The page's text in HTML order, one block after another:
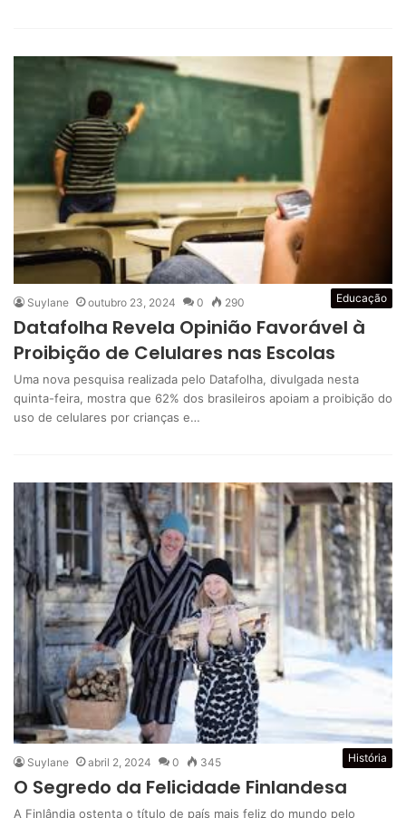
Educação
Suylane outubro 23, 2024 0 290
Datafolha Revela Opinião Favorável à
Proibição de Celulares nas Escolas
Uma nova pesquisa realizada pelo Datafolha, divulgada nesta
quinta-feira, mostra que 62% dos brasileiros apoiam a proibição do
uso de celulares por crianças e…
História
Suylane abril 2, 2024 0 345
O Segredo da Felicidade Finlandesa
A Finlândia ostenta o título de país mais feliz do mundo pelo